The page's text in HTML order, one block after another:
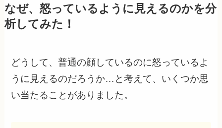
なぜ、怒っているように見えるのかを分
析してみた！
どうして、普通の顔しているのに怒っているよ
うに見えるのだろうか…と考えて、いくつか思
い当たることがありました。